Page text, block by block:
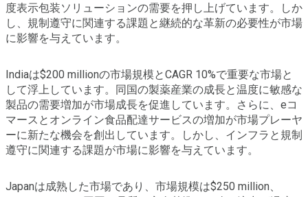
度表示包装ソリューションの需要を押し上げています。しか
し、規制遵守に関連する課題と継続的な革新の必要性が市場
に影響を与えています。
Indiaは$200 millionの市場規模とCAGR 10%で重要な市場と
して浮上しています。同国の製薬産業の成長と温度に敏感な
製品の需要増加が市場成長を促進しています。さらに、eコ
マースとオンライン食品配達サービスの増加が市場プレーヤ
ーに新たな機会を創出しています。しかし、インフラと規制
遵守に関連する課題が市場に影響を与えています。
Japanは成熟した市場であり、市場規模は$250 million、